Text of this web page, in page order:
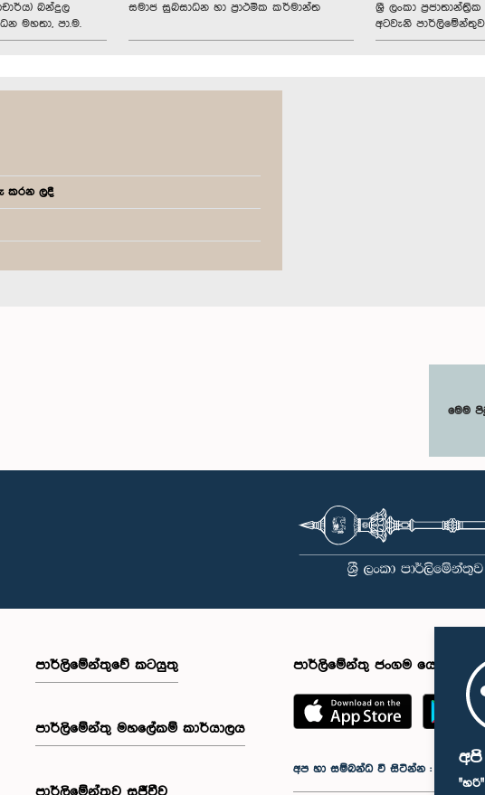
බන්දුල
මහතා, පා.ම.
සමාජ සුබසාධන හා ප්‍රාථමික කර්මාන්ත
ශ්‍රී ලංකා
අටවැනි පාර්ලිමේන්තුව
කරන ලදී
මෙම
පාර්ලිමේන්තුවේ කටයුතු
පාර්ලිමේන්තු මහලේකම් කාර්යාලය
පාර්ලිමේන්තු ජංගම යෙදුම
අප හා සම්බන්ධ වී සිටින්න :